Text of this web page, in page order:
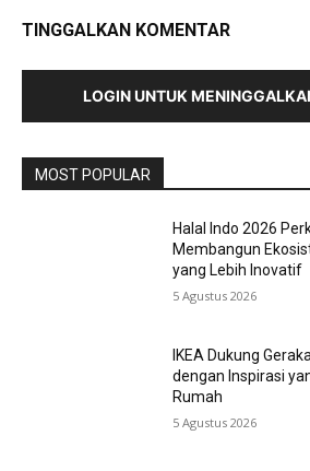
TINGGALKAN KOMENTAR
LOGIN UNTUK
MOST POPULAR
Halal Indo 2026
Membangun
yang Lebih Inovatif
5 Agustus 2026
IKEA Dukung
dengan Inspirasi
Rumah
5 Agustus 2026